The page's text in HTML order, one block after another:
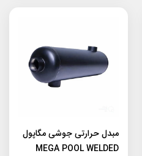
مبدل حرارتی جوشی مگاپول
MEGA POOL WELDED